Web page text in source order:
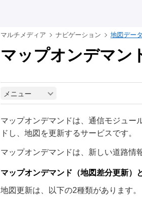
マルチメディア ナビゲーション 地図デー
マップオンデマン
メニュー
マップオンデマンドは、通信モジュー
ドし、地図を更新するサービスです。
マップオンデマンドは、新しい道路情
マップオンデマンド（地図差分更新）
地図更新は、以下の2種類があります。